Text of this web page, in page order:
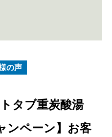
の声
タブ重炭酸湯
ンペーン】お客